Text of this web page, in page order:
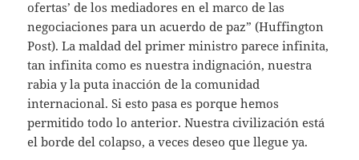
ofertas’ de los mediadores en el marco de las
negociaciones para un acuerdo de paz” (Huffington
Post). La maldad del primer ministro parece infinita,
tan infinita como es nuestra indignación, nuestra
rabia y la puta inacción de la comunidad
internacional. Si esto pasa es porque hemos
permitido todo lo anterior. Nuestra civilización está
el borde del colapso, a veces deseo que llegue ya.